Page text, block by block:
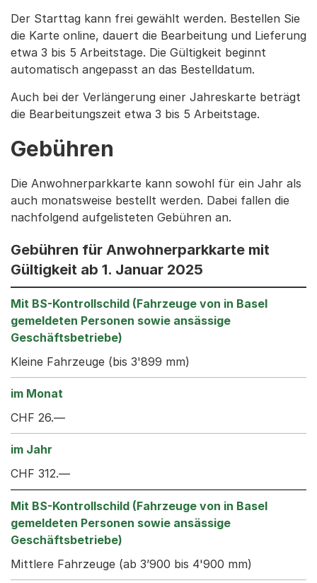
Der Starttag kann frei gewählt werden. Bestellen Sie
die Karte online, dauert die Bearbeitung und Lieferung
etwa 3 bis 5 Arbeitstage. Die Gültigkeit beginnt
automatisch angepasst an das Bestelldatum.
Auch bei der Verlängerung einer Jahreskarte beträgt
die Bearbeitungszeit etwa 3 bis 5 Arbeitstage.
Gebühren
Die Anwohnerparkkarte kann sowohl für ein Jahr als
auch monatsweise bestellt werden. Dabei fallen die
nachfolgend aufgelisteten Gebühren an.
Gebühren für Anwohnerparkkarte mit
Gültigkeit ab 1. Januar 2025
Kleine Fahrzeuge (bis 3'899 mm)
CHF 26.—
CHF 312.—
Mittlere Fahrzeuge (ab 3’900 bis 4'900 mm)